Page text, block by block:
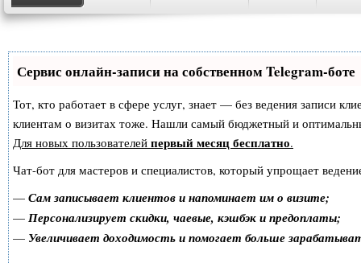
Сервис онлайн-записи на собственном Telegram-боте
Тот, кто работает в сфере услуг, знает — без ведения записи
клиентам о визитах тоже. Нашли самый бюджетный и
Для новых пользователей первый месяц бесплатно.
Чат-бот для мастеров и специалистов, который упрощает
— Сам записывает клиентов и напоминает им о визите;
— Персонализирует скидки, чаевые, кэшбэк и предоплаты;
— Увеличивает доходимость и помогает больше